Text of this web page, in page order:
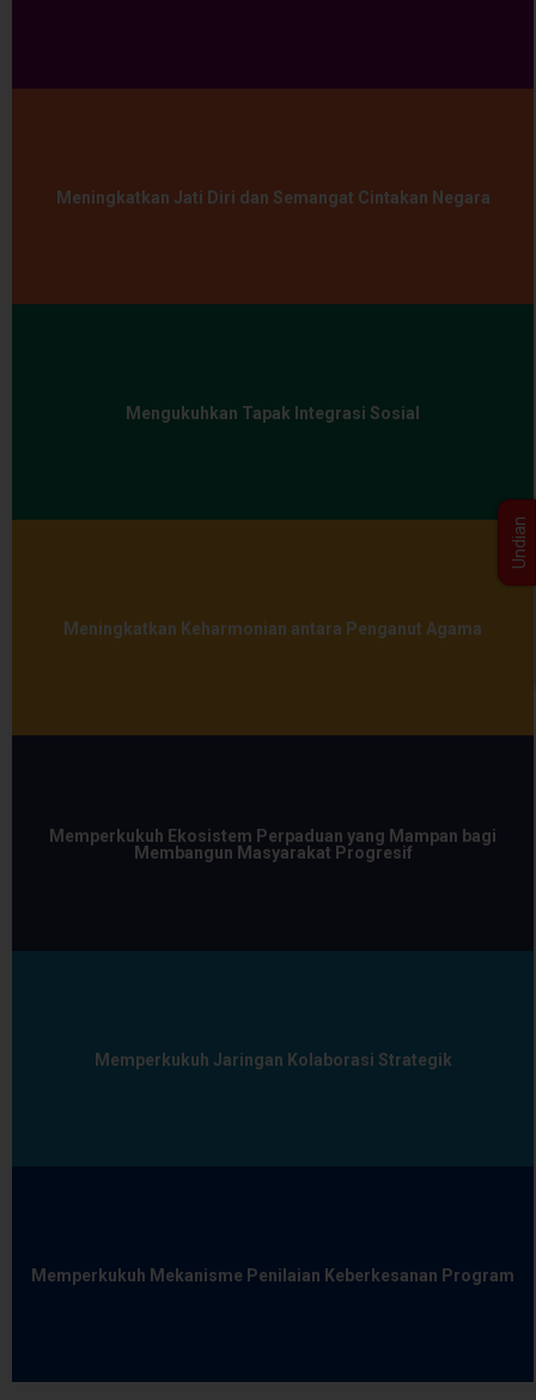
Meningkatkan Jati Diri dan Semangat Cintakan Negara
Mengukuhkan Tapak Integrasi Sosial
Meningkatkan Keharmonian antara Penganut Agama
Memperkukuh Ekosistem Perpaduan yang Mampan bagi
Membangun Masyarakat Progresif
Memperkukuh Jaringan Kolaborasi Strategik
Memperkukuh Mekanisme Penilaian Keberkesanan Program
Undian